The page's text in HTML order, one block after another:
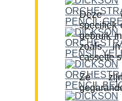
Deze
specifiek
gebruik
zoals
cassette
Ze